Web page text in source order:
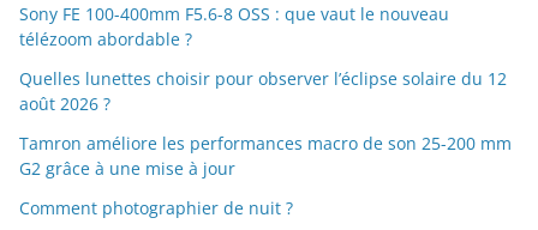
Sony FE 100-400mm F5.6-8 OSS : que vaut le nouveau
télézoom abordable ?
Quelles lunettes choisir pour observer l’éclipse solaire du 12
août 2026 ?
Tamron améliore les performances macro de son 25-200 mm
G2 grâce à une mise à jour
Comment photographier de nuit ?